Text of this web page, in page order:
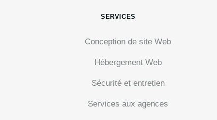
SERVICES
Conception de site Web
Hébergement Web
Sécurité et entretien
Services aux agences